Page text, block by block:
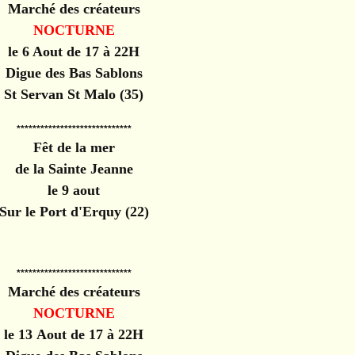
Marché des créateurs
NOCTURNE
le 6 Aout de 17 à 22H
Digue des Bas Sablons
St Servan St Malo (35)
*****************************
Fêt de la mer
de la Sainte Jeanne
le 9 aout
le Port d'Erquy (22)
*****************************
Marché des créateurs
NOCTURNE
le 13 Aout de 17 à 22H